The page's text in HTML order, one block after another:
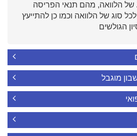
של הלוואה, מהם תנאי הפריסה
סוג של הלוואה וכמו כן להתייעץ
הגולשים
מוגבל